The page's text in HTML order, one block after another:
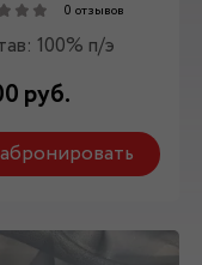
0 отзывов
100% п/э
руб.